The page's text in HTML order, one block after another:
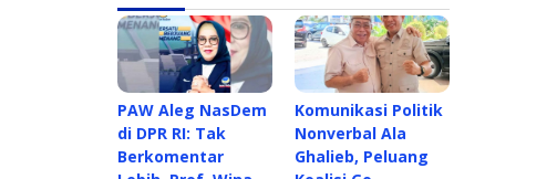
PAW Aleg NasDem
di DPR RI: Tak
Berkomentar
Komunikasi Politik
Nonverbal Ala
Ghalieb, Peluang